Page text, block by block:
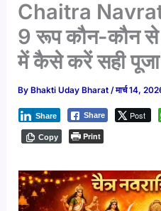
Chaitra
9 रूप कौन-कौन से
में कैसे करें सही पूजा
By Bhakti Uday Bharat/मार्च 14,
Share Post
Share
Copy Print